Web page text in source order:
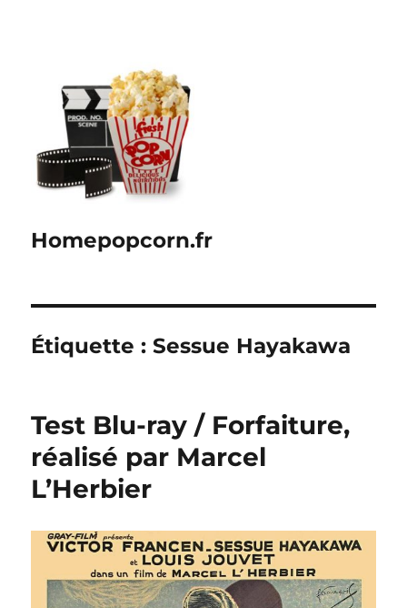
Homepopcorn.fr
Étiquette :Sessue Hayakawa
Test Blu-ray / Forfaiture,
réalisé par Marcel
L’Herbier